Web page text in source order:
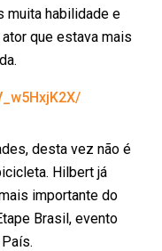
muita habilidade e
que estava mais
desta vez não é
Hilbert já
importante do
Brasil, evento